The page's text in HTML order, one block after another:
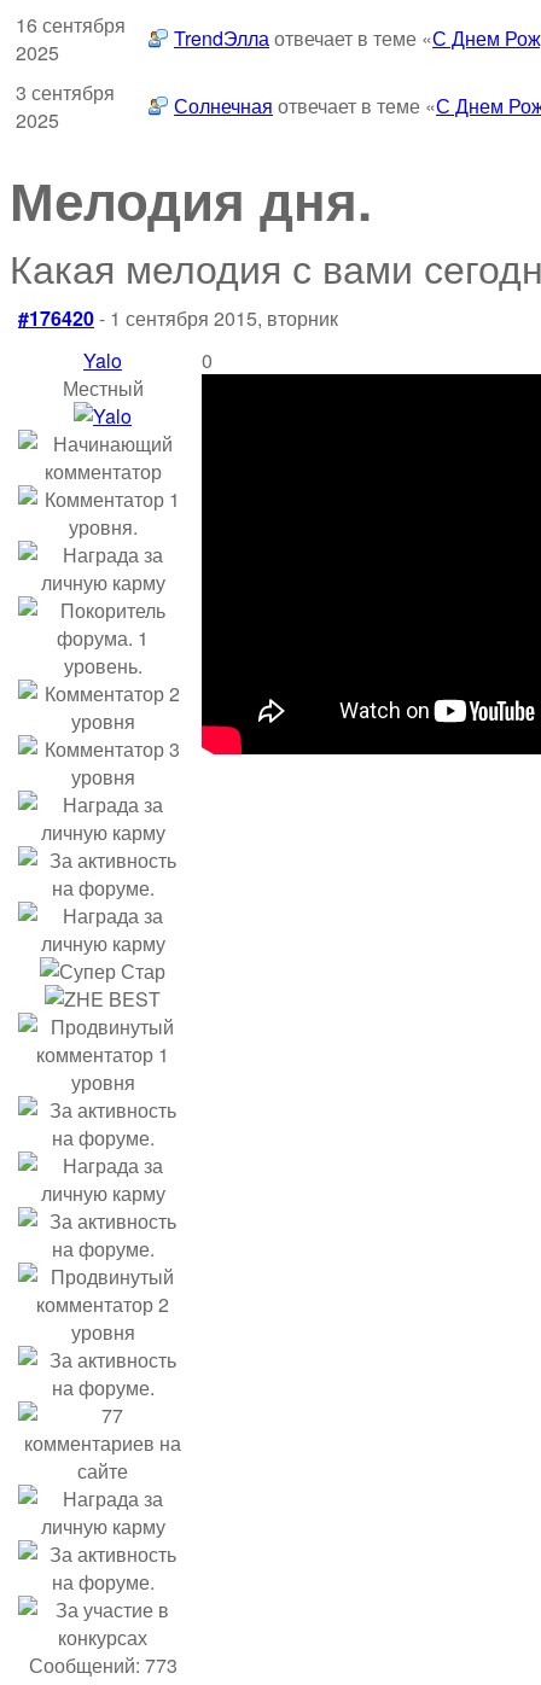
16 сентября
2025
TrendЭллаотвечает в теме «С Днем
3 сентября
2025
Солнечная отвечает в теме «С Днем
Мелодия дня.
Какая мелодия с вами
#176420- 1 сентября 2015, вторник
Yalo
Местный
Сообщений: 773
0